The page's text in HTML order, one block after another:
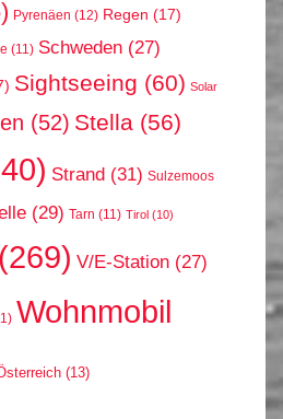
Pyrenäen (12) Regen (17)
(11) Schweden (27)
Sightseeing (60) Solar
(52) Stella (56)
Strand (31) Sulzemoos
(29) Tarn (11) Tirol (10)
(269) V/E-Station (27)
Wohnmobil
(13)